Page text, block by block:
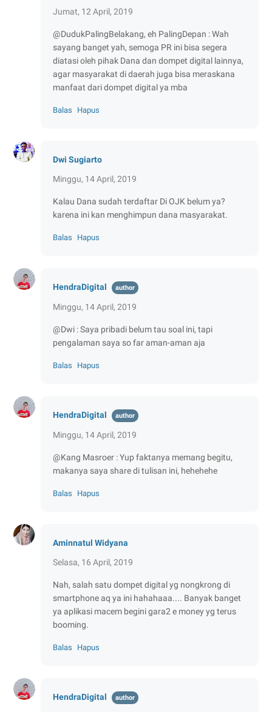
Jumat, 12 April, 2019
@DudukPalingBelakang, eh PalingDepan : Wah
sayang banget yah, semoga PR ini bisa segera
diatasi oleh pihak Dana dan dompet digital lainnya,
agar masyarakat di daerah juga bisa meraskana
manfaat dari dompet digital ya mba
Balas Hapus
Dwi Sugiarto
Minggu, 14 April, 2019
Kalau Dana sudah terdaftar Di OJK belum ya?
karena ini kan menghimpun dana masyarakat.
Balas Hapus
HendraDigital
Minggu, 14 April, 2019
@Dwi : Saya pribadi belum tau soal ini, tapi
pengalaman saya so far aman-aman aja
Balas Hapus
HendraDigital
Minggu, 14 April, 2019
@Kang Masroer : Yup faktanya memang begitu,
makanya saya share di tulisan ini, hehehehe
Balas Hapus
Aminnatul Widyana
Selasa, 16 April, 2019
Nah, salah satu dompet digital yg nongkrong di
smartphone aq ya ini hahahaaa.... Banyak banget
ya aplikasi macem begini gara2 e money yg terus
booming.
Balas Hapus
HendraDigital